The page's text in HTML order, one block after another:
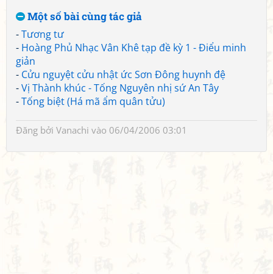
Một số bài cùng tác giả
-Tương tư
- Hoàng Phủ Nhạc Vân Khê tạp đề kỳ 1 - Điểu minh
giản
- Cửu nguyệt cửu nhật ức Sơn Đông huynh đệ
-Vị Thành khúc - Tống Nguyên nhị sứ An Tây
-Tống biệt (Há mã ẩm quân tửu)
Đăng bởi Vanachi vào 06/04/2006 03:01